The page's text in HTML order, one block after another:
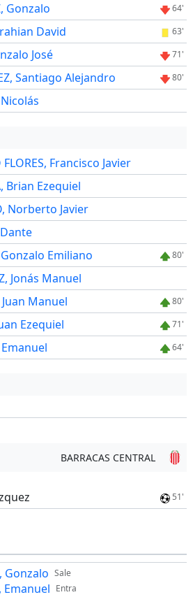
Gonzalo 64'
David 63'
José 71'
Santiago Alejandro 80'
Nicolás
FLORES, Francisco Javier
Brian Ezequiel
Norberto Javier
Gonzalo Emiliano 80'
Jonás Manuel
Juan Manuel 80'
Ezequiel 71'
Emanuel 64'
BARRACAS CENTRAL
51'
Sale
Gonzalo
Entra
Emanuel